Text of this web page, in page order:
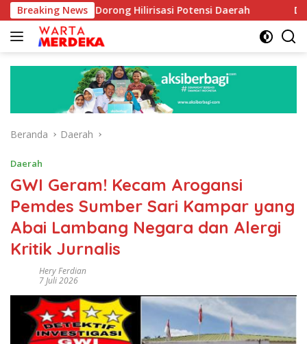
Langsung
ke
konten
Breaking News
Aboe Dorong Hilirisasi Potensi Daerah DPR Dorong
Beranda Daerah
Daerah
GWI Geram! Kecam Arogansi
Pemdes Sumber Sari Kampar yang
Abai Lambang Negara dan Alergi
Kritik Jurnalis
Hery Ferdian
7 Juli 2026